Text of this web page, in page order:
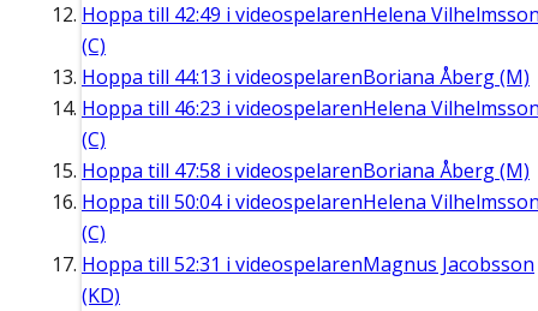
Hoppa till 42:49 i videospelarenHelena
(C)
Hoppa till 44:13 i videospelarenBoriana Åberg (M)
Hoppa till 46:23 i videospelarenHelena
(C)
Hoppa till 47:58 i videospelarenBoriana Åberg (M)
Hoppa till 50:04i videospelarenHelena
(C)
Hoppa till 52:31 i videospelarenMagnus Jacobsson
(KD)